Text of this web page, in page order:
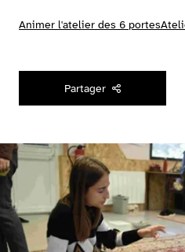
Animer l'atelier des 6 portes
Partager
Agrandir